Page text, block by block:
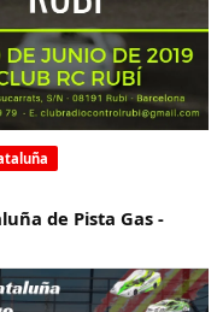
de Pista Gas -